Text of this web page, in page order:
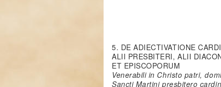
5. DE ADIECTIVATIONE
ALII PRESBITERI, ALII
ET EPISCOPORUM
Venerabili in Christo patri,
Sancti Martini presbitero